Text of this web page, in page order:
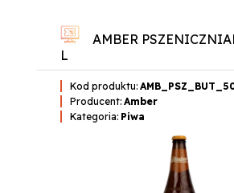
AMBER
L
Kod produktu:
Producent: Amber
Kategoria: Piwa